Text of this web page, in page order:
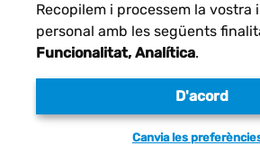
Avís legal
Recopilem i processem la vostra
personal amb les següents
Funcionalitat, Analítica.
D'acord
Canvia les